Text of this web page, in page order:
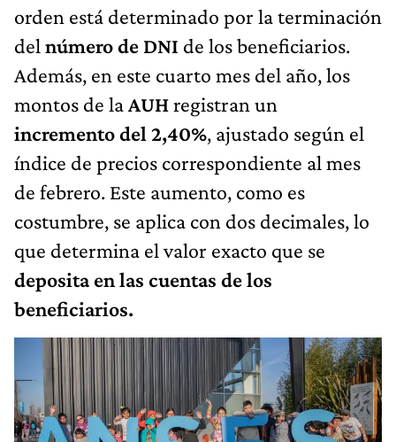
orden está determinado por la terminación
del número de DNI de los beneficiarios.
Además, en este cuarto mes del año, los
montos de laAUHregistran un
incremento del 2,40%, ajustado según el
índice de precios correspondiente al mes
de febrero. Este aumento, como es
costumbre, se aplica con dos decimales, lo
que determina el valor exacto que se
deposita en las cuentas de los
beneficiarios.